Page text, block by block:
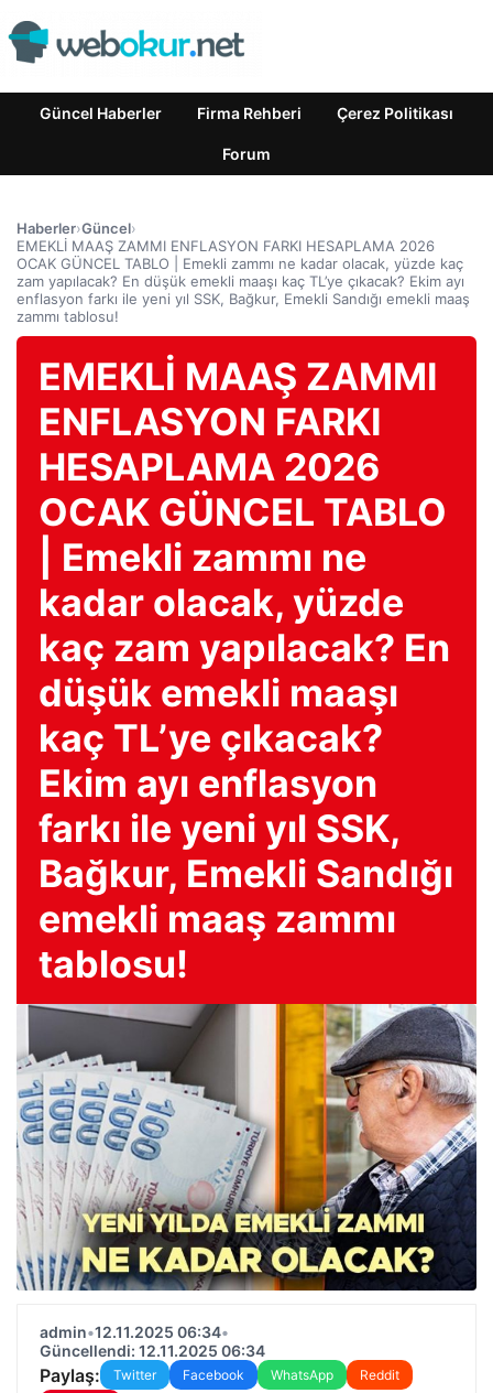
Güncel Haberler Firma Rehberi Çerez Politikası
Forum
Haberler›Güncel›
EMEKLİ MAAŞ ZAMMI ENFLASYON FARKI HESAPLAMA 2026
OCAK GÜNCEL TABLO | Emekli zammı ne kadar olacak, yüzde kaç
zam yapılacak? En düşük emekli maaşı kaç TL’ye çıkacak? Ekim ayı
enflasyon farkı ile yeni yıl SSK, Bağkur, Emekli Sandığı emekli maaş
zammı tablosu!
EMEKLİ MAAŞ ZAMMI
ENFLASYON FARKI
HESAPLAMA 2026
OCAK GÜNCEL TABLO
| Emekli zammı ne
kadar olacak, yüzde
kaç zam yapılacak? En
düşük emekli maaşı
kaç TL’ye çıkacak?
Ekim ayı enflasyon
farkı ile yeni yıl SSK,
Bağkur, Emekli Sandığı
emekli maaş zammı
tablosu!
admin•12.11.2025 06:34•
Güncellendi: 12.11.2025 06:34
Paylaş: Twitter Facebook WhatsApp
Reddit